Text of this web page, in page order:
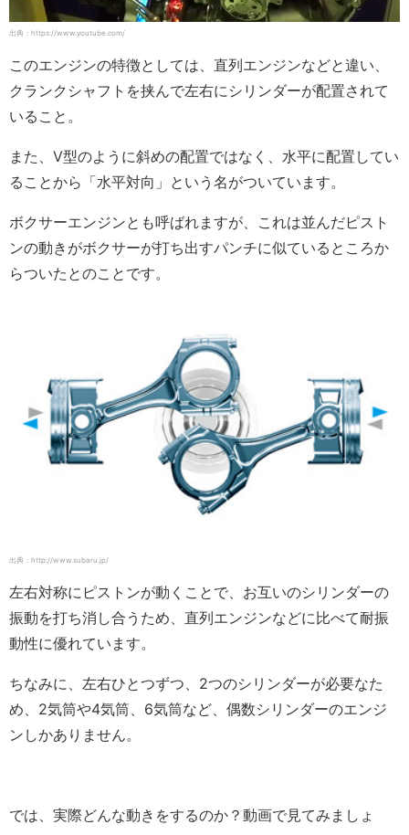
出典：https://www.youtube.com/
このエンジンの特徴としては、直列エンジンなどと違い、
クランクシャフトを挟んで左右にシリンダーが配置されて
いること。
また、V型のように斜めの配置ではなく、水平に配置してい
ることから「水平対向」という名がついています。
ボクサーエンジンとも呼ばれますが、これは並んだピスト
ンの動きがボクサーが打ち出すパンチに似ているところか
らついたとのことです。
出典：http://www.subaru.jp/
左右対称にピストンが動くことで、お互いのシリンダーの
振動を打ち消し合うため、直列エンジンなどに比べて耐振
動性に優れています。
ちなみに、左右ひとつずつ、2つのシリンダーが必要なた
め、2気筒や4気筒、6気筒など、偶数シリンダーのエンジ
ンしかありません。
では、実際どんな動きをするのか？動画で見てみましょ